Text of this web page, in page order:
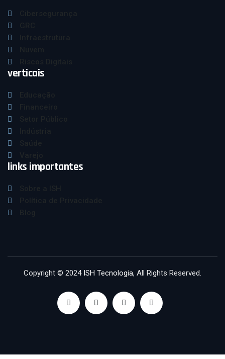
verticais
links importantes
Copyright © 2024 ISH Tecnologia, All Rights Reserved.